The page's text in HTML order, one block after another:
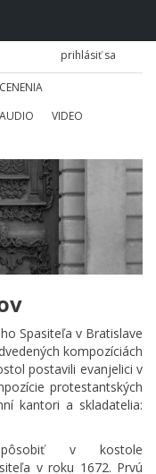
prihlásiť sa
AUDIO
VIDEO
Spasiteľa v Bratislave
kompozíciách
postavili evanjelici v
protestantských
kantori a skladatelia:
v kostole
v roku 1672. Prvú